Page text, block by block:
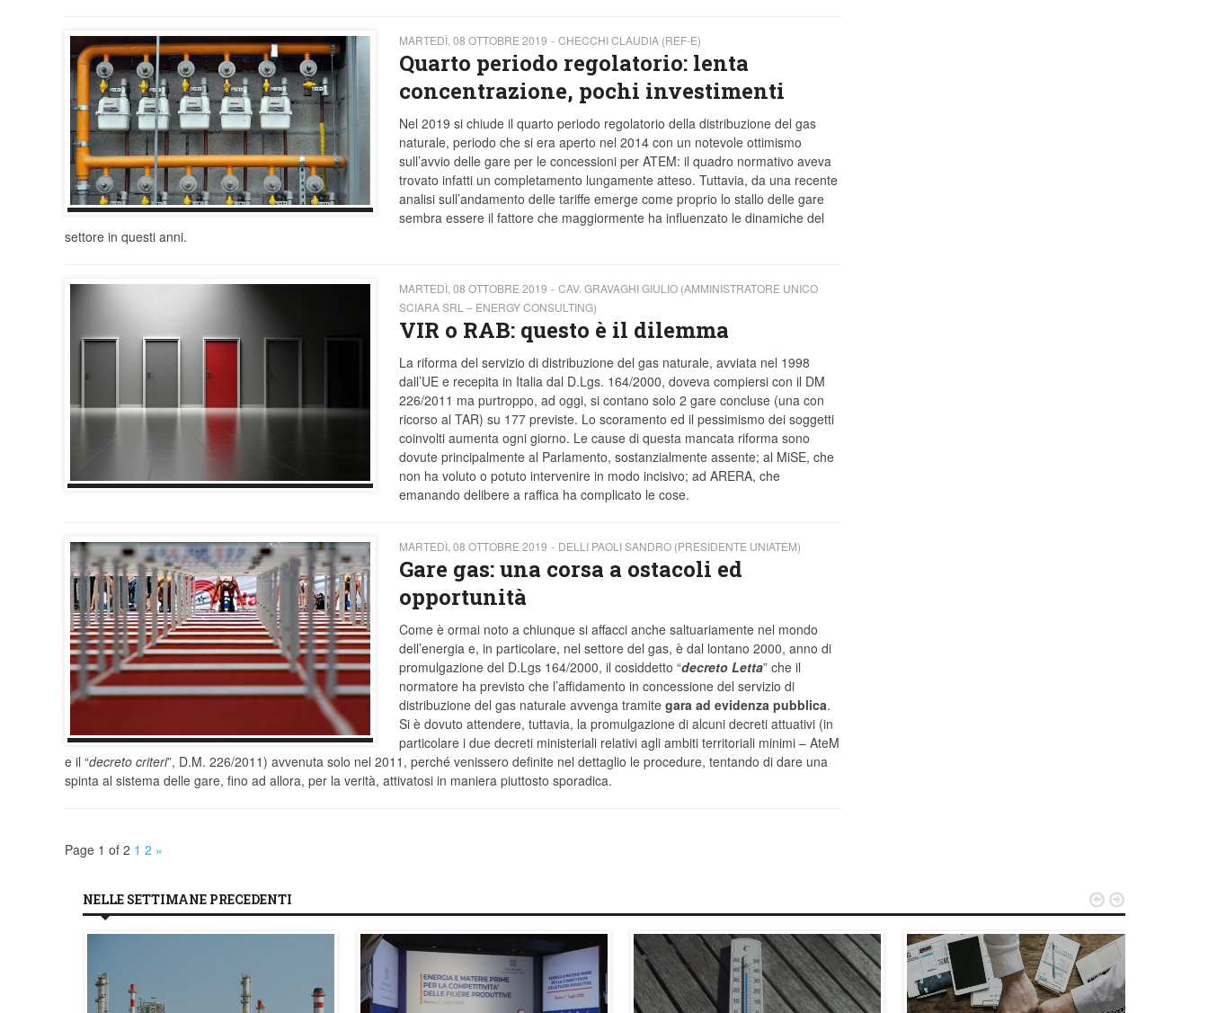
MARTEDÌ, 08 OTTOBRE 2019 CHECCHI CLAUDIA (REF-E)
Quarto periodo regolatorio: lenta
concentrazione, pochi investimenti
Nel 2019 si chiude il quarto periodo regolatorio della distribuzione del gas
naturale, periodo che si era aperto nel 2014 con un notevole ottimismo
sull’avvio delle gare per le concessioni per ATEM: il quadro normativo aveva
trovato infatti un completamento lungamente atteso. Tuttavia, da una recente
analisi sull’andamento delle tariffe emerge come proprio lo stallo delle gare
sembra essere il fattore che maggiormente ha influenzato le dinamiche del
settore in questi anni.
MARTEDÌ, 08 OTTOBRE 2019
CAV. GRAVAGHI GIULIO (AMMINISTRATORE UNICO
SCIARA SRL – ENERGY CONSULTING)
VIR o RAB: questo è il dilemma
La riforma del servizio di distribuzione del gas naturale, avviata nel 1998
dall’UE e recepita in Italia dal D.Lgs. 164/2000, doveva compiersi con il DM
226/2011 ma purtroppo, ad oggi, si contano solo 2 gare concluse (una con
ricorso al TAR) su 177 previste. Lo scoramento ed il pessimismo dei soggetti
coinvolti aumenta ogni giorno. Le cause di questa mancata riforma sono
dovute principalmente al Parlamento, sostanzialmente assente; al MiSE, che
non ha voluto o potuto intervenire in modo incisivo; ad ARERA, che
emanando delibere a raffica ha complicato le cose.
MARTEDÌ, 08 OTTOBRE 2019 DELLI PAOLI SANDRO (PRESIDENTE UNIATEM)
Gare gas: una corsa a ostacoli ed
opportunità
Come è ormai noto a chiunque si affacci anche saltuariamente nel mondo
dell’energia e, in particolare, nel settore del gas, è dal lontano 2000, anno di
promulgazione del D.Lgs 164/2000, il cosiddetto “decreto Letta” che il
normatore ha previsto che l’affidamento in concessione del servizio di
distribuzione del gas naturale avvenga tramite gara ad evidenza pubblica.
Si è dovuto attendere, tuttavia, la promulgazione di alcuni decreti attuativi (in
particolare i due decreti ministeriali relativi agli ambiti territoriali minimi – AteM
e il “decreto criteri”, D.M. 226/2011) avvenuta solo nel 2011, perché venissero definite nel dettaglio le procedure, tentando di dare una
spinta al sistema delle gare, fino ad allora, per la verità, attivatosi in maniera piuttosto sporadica.
Page 1 of 2 1 2 »
NELLE SETTIMANE PRECEDENTI  